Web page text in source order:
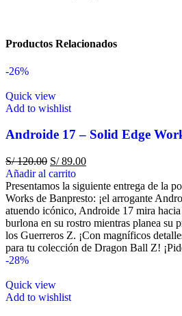
Productos Relacionados
-26%
Quick view
Add to wishlist
Androide 17 – Solid Edge
S/120.00 S/89.00
Añadir al carrito
Presentamos la siguiente entrega de la
Works de Banpresto: ¡el arrogante
atuendo icónico, Androide 17 mira hacia
burlona en su rostro mientras planea su
los Guerreros Z. ¡Con magníficos
para tu colección de Dragon Ball Z!
-28%
Quick view
Add to wishlist